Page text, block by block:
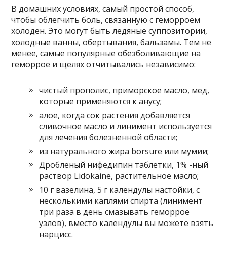
В домашних условиях, самый простой способ,
чтобы облегчить боль, связанную с геморроем
холоден. Это могут быть ледяные суппозитории,
холодные ванны, обертывания, бальзамы. Тем не
менее, самые популярные обезболивающие на
геморрое и щелях отчитывались независимо:
чистый прополис, приморское масло, мед,
которые применяются к анусу;
алое, когда сок растения добавляется
сливочное масло и линимент используется
для лечения болезненной области;
из натурального жира borsure или мумии;
Дробленый нифедипин таблетки, 1% -ный
раствор Lidokaine, растительное масло;
10 г вазелина, 5 г календулы настойки, с
несколькими каплями спирта (линимент
три раза в день смазывать геморрое
узлов), вместо календулы вы можете взять
нарцисс.